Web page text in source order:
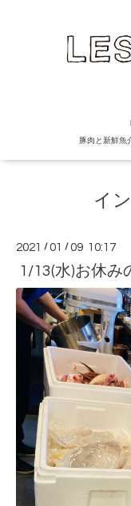
豚肉と新鮮魚
イ
2021 /01 /09 10:17
1/13(水)お休み